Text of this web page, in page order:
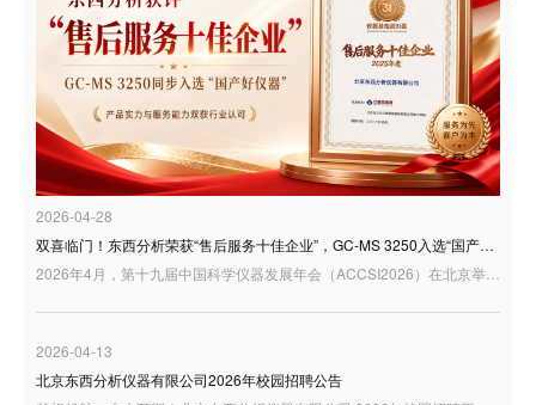
2026-04-28
双喜临门！东西分析荣获“售后服务十佳企业”，GC-MS 3250入选“国产好仪器”
2026-04-13
北京东西分析仪器有限公司2026年校园招聘公告